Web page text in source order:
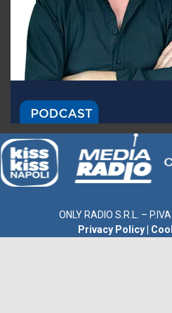
ONLY RADIO S.R.L. –
Privacy Policy